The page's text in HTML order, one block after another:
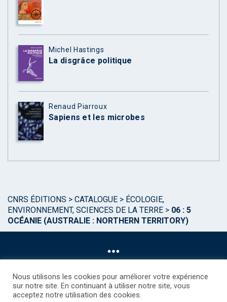
Michel Hastings
La disgrâce politique
Renaud Piarroux
Sapiens et les microbes
CNRS ÉDITIONS > CATALOGUE > ÉCOLOGIE,
ENVIRONNEMENT, SCIENCES DE LA TERRE > 06 : 5
OCÉANIE (AUSTRALIE : NORTHERN TERRITORY)
©CNRS EDITIONS 2025
Nous utilisons les cookies pour améliorer votre expérience
sur notre site. En continuant à utiliser notre site, vous
acceptez notre utilisation des cookies.